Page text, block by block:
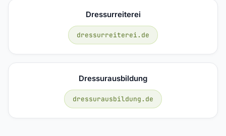
Dressurreiterei
dressurreiterei.de
Dressurausbildung
dressurausbildung.de